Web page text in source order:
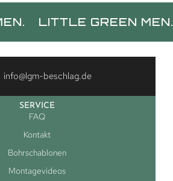
LITTLE GREEN MEN.
info@lgm-beschlag.de
SERVICE
FAQ
Kontakt
Bohrschablonen
Montagevideos